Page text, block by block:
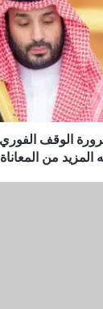
الوقف
المزيد من